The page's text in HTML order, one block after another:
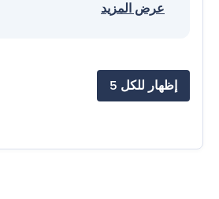
عرض المزيد
إظهار للكل 5